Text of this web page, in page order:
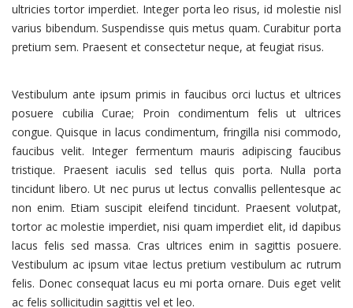
ultricies tortor imperdiet. Integer porta leo risus, id molestie nisl
varius bibendum. Suspendisse quis metus quam. Curabitur porta
pretium sem. Praesent et consectetur neque, at feugiat risus.
Vestibulum ante ipsum primis in faucibus orci luctus et ultrices
posuere cubilia Curae; Proin condimentum felis ut ultrices
congue. Quisque in lacus condimentum, fringilla nisi commodo,
faucibus velit. Integer fermentum mauris adipiscing faucibus
tristique. Praesent iaculis sed tellus quis porta. Nulla porta
tincidunt libero. Ut nec purus ut lectus convallis pellentesque ac
non enim. Etiam suscipit eleifend tincidunt. Praesent volutpat,
tortor ac molestie imperdiet, nisi quam imperdiet elit, id dapibus
lacus felis sed massa. Cras ultrices enim in sagittis posuere.
Vestibulum ac ipsum vitae lectus pretium vestibulum ac rutrum
felis. Donec consequat lacus eu mi porta ornare. Duis eget velit
ac felis sollicitudin sagittis vel et leo.